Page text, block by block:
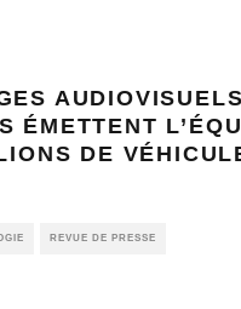
ÉMETTENT
DE
REVUE DE PRESSE